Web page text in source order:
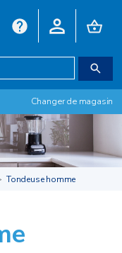
Changer de magasin
Tondeuse homme